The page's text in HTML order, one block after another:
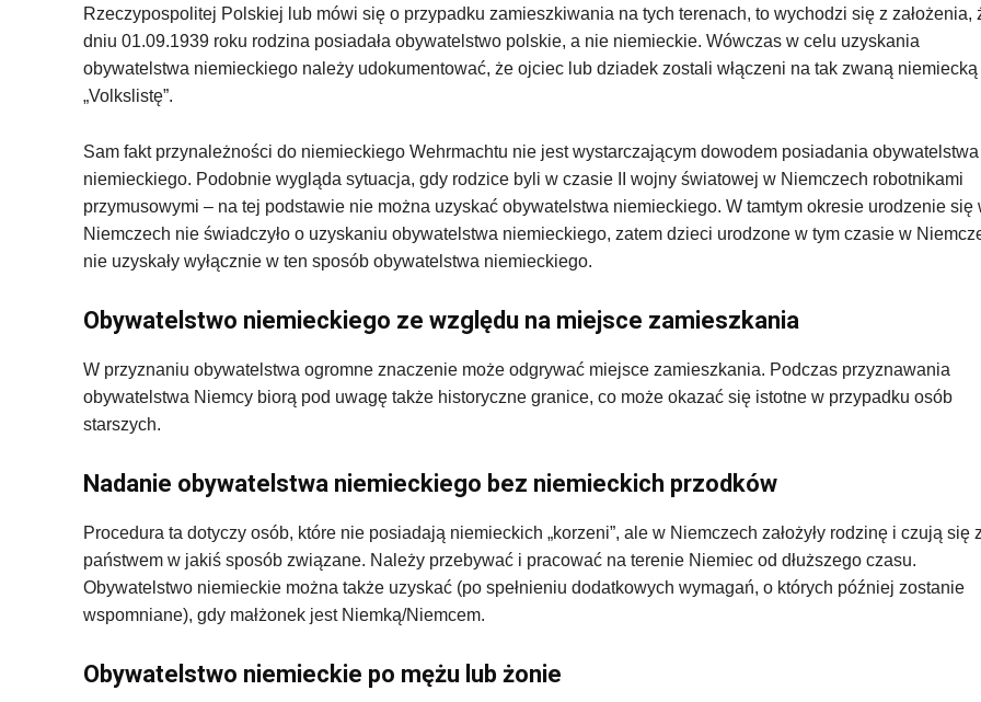
Rzeczypospolitej Polskiej lub mówi się o przypadku zamieszkiwania na tych terenach, to wychodzi się z założenia,
dniu 01.09.1939 roku rodzina posiadała obywatelstwo polskie, a nie niemieckie. Wówczas w celu uzyskania
obywatelstwa niemieckiego należy udokumentować, że ojciec lub dziadek zostali włączeni na tak zwaną niemiecką
„Volkslistę”.
Sam fakt przynależności do niemieckiego Wehrmachtu nie jest wystarczającym dowodem posiadania obywatelstwa
niemieckiego. Podobnie wygląda sytuacja, gdy rodzice byli w czasie II wojny światowej w Niemczech robotnikami
przymusowymi – na tej podstawie nie można uzyskać obywatelstwa niemieckiego. W tamtym okresie urodzenie się
Niemczech nie świadczyło o uzyskaniu obywatelstwa niemieckiego, zatem dzieci urodzone w tym czasie w
nie uzyskały wyłącznie w ten sposób obywatelstwa niemieckiego.
Obywatelstwo niemieckiego ze względu na miejsce zamieszkania
W przyznaniu obywatelstwa ogromne znaczenie może odgrywać miejsce zamieszkania. Podczas przyznawania
obywatelstwa Niemcy biorą pod uwagę także historyczne granice, co może okazać się istotne w przypadku osób
starszych.
Nadanie obywatelstwa niemieckiego bez niemieckich przodków
Procedura ta dotyczy osób, które nie posiadają niemieckich „korzeni”, ale w Niemczech założyły rodzinę i czują się
państwem w jakiś sposób związane. Należy przebywać i pracować na terenie Niemiec od dłuższego czasu.
Obywatelstwo niemieckie można także uzyskać (po spełnieniu dodatkowych wymagań, o których później zostanie
wspomniane), gdy małżonek jest Niemką/Niemcem.
Obywatelstwo niemieckie po mężu lub żonie